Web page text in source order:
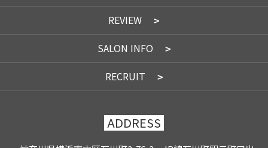
REVIEW
SALON INFO
RECRUIT
ADDRESS